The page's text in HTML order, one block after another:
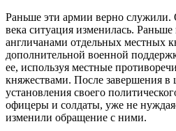
Раньше эти армии верно служили.
века ситуация изменилась. Раньше
англичанами отдельных местных
дополнительной военной
ее, используя местные
княжествами. После завершения в
установления своего
офицеры и солдаты, уже не
изменили обращение с ними.